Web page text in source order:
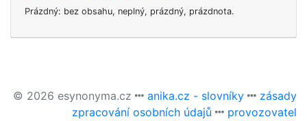
Prázdný: bez obsahu, neplný, prázdný, prázdnota.
© 2026 esynonyma.cz anika.cz - slovníky
zásady
zpracování osobních údajů
provozovatel